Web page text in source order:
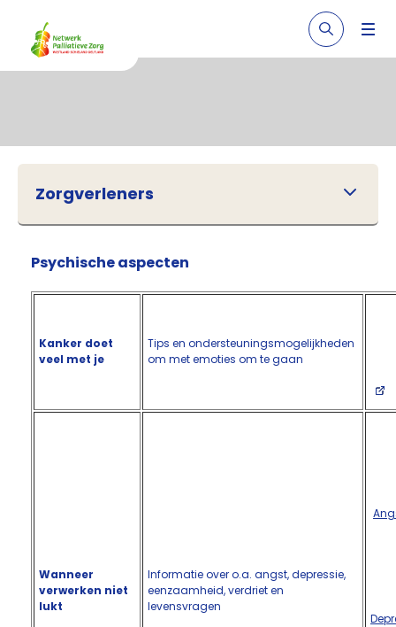
Zorgverleners
Psychische aspecten
Kanker doet
veel met je
Tips en ondersteuningsmogelijkheden
om met emoties om te gaan
Wanneer
verwerken niet
lukt
Informatie over o.a. angst, depressie,
eenzaamheid, verdriet en
levensvragen